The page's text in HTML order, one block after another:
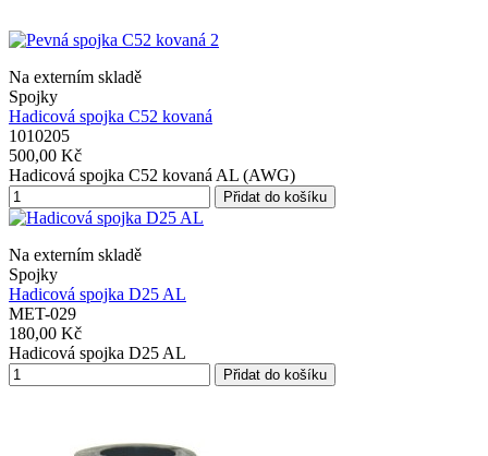
Na externím skladě
Spojky
Hadicová spojka C52 kovaná
1010205
500,00 Kč
Hadicová spojka C52 kovaná AL (AWG)
Přidat do košíku
Na externím skladě
Spojky
Hadicová spojka D25 AL
MET-029
180,00 Kč
Hadicová spojka D25 AL
Přidat do košíku